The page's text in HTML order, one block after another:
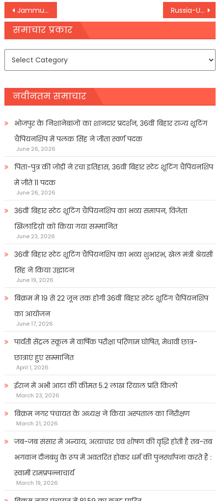
Post
navigation
Jammu Kashmir के किश्तवाड़ में बर्फ पर फिसलकर खाई में गिरा वाहन, आठ लोगों की मौत Russia-Ukraine War: पोलैंड और नाटो ने कहा- गलती से दागी गई थी यूक्रेनी मिसाइल
समाचार प्रकार
समाचार
नवीनतम समाचार
भोजपुर के निशानेबाजों का शानदार प्रदर्शन, 36वीं बिहार राज्य शूटिंग
चैंपियनशिप में पलक सिंह ने जीता स्वर्ण पदक
June 26, 2026
पिता-पुत्र की जोड़ी ने रचा इतिहास, 36वीं बिहार स्टेट शूटिंग चैंपियनशिप
में जीते 11 पदक
June 26, 2026
36वीं बिहार स्टेट शूटिंग चैंपियनशिप का भव्य समापन, विजेता
खिलाडिय़ों को किया गया सम्मानित
June 23, 2026
36वीं बिहार स्टेट शूटिंग चैंपियनशिप का भव्य शुभारंभ, खेल मंत्री श्रेयसी
सिंह ने किया उद्घाटन
June 19, 2026
बिक्रम में 19 से 22 जून तक होगी 36वीं बिहार स्टेट शूटिंग चैंपियनशिप
का आयोजन
June 17, 2026
पार्वती सेंट्रल स्कूल में वार्षिक परीक्षा परिणाम घोषित, मेधावी छात्र-
छात्राएं हुए सम्मानित
April 1, 2026
ईरान में अभी आटा की कीमत 5.2 लाख रियाल प्रति किलो
March 23, 2026
बिक्रम नगर पंचायत के अध्यक्ष ने किया अस्पताल का निरीक्षण
March 21, 2026
जब-जब संसार में अन्याय, अत्याचार एवं शोषण की वृद्धि होती है तब-तब
भगवान दीनबंधु के रूप में अवतरित होकर धर्म की पुनर्स्थापना करते हैं :
स्वामी रामप्रपन्नाचार्य
March 19, 2026